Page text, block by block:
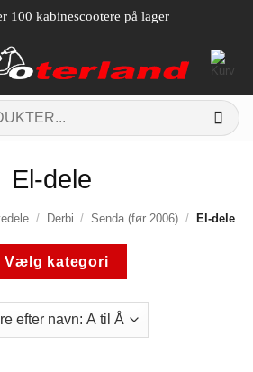
100 kabinescootere på lager
El-dele
/ Derbi / Senda (før 2006) / El-dele
Vælg kategori